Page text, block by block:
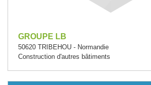
GROUPE LB
50620 TRIBEHOU - Normandie
Construction d'autres bâtiments